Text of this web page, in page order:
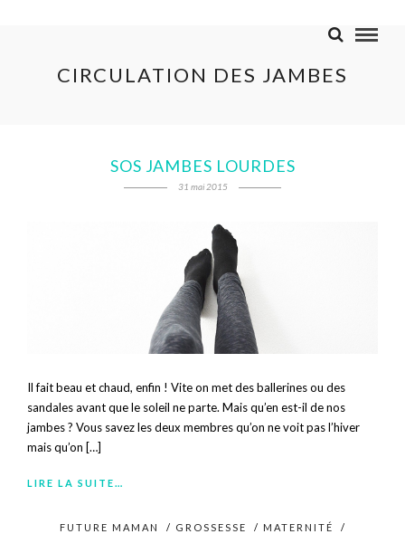
CIRCULATION DES JAMBES
SOS JAMBES LOURDES
31 mai 2015
Il fait beau et chaud, enfin ! Vite on met des ballerines ou des
sandales avant que le soleil ne parte. Mais qu’en est-il de nos
jambes ? Vous savez les deux membres qu’on ne voit pas l’hiver
mais qu’on […]
LIRE LA SUITE…
FUTURE MAMAN / GROSSESSE / MATERNITÉ
/